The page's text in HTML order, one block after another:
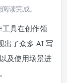
读完成。
具在创作领
出了众多 AI 写
及使用场景进